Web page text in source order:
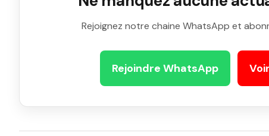
Rejoignez notre chaine WhatsApp et
Rejoindre WhatsApp